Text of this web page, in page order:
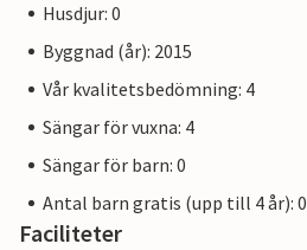
Husdjur: 0
Byggnad (år): 2015
Vår kvalitetsbedömning: 4
Sängar för vuxna: 4
Sängar för barn: 0
Antal barn gratis (upp till 4 år): 0
Faciliteter